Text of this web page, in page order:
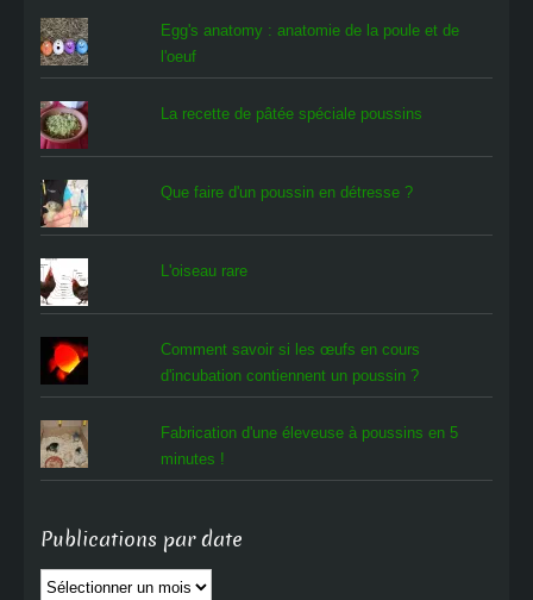
Egg's anatomy : anatomie de la poule et de
l'oeuf
La recette de pâtée spéciale poussins
Que faire d'un poussin en détresse ?
L'oiseau rare
Comment savoir si les œufs en cours
d'incubation contiennent un poussin ?
Fabrication d'une éleveuse à poussins en 5
minutes !
Publications par date
Publications